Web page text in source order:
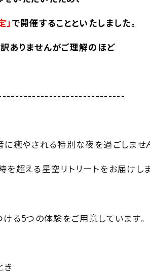
で開催することといたしました。
ありませんがご理解のほど
癒やされる特別な夜を過ごしませ
超える星空リトリートをお届けし
る5つの体験をご用意しています。
き